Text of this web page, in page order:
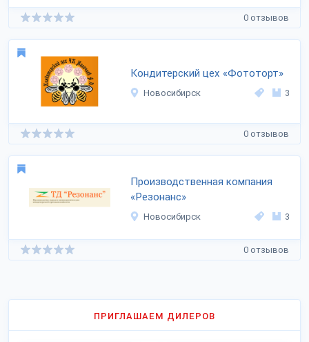
0 отзывов
Кондитерский цех «Фототорт»
Новосибирск 3
0 отзывов
Производственная компания
«Резонанс»
Новосибирск 3
0 отзывов
ПРИГЛАШАЕМ ДИЛЕРОВ